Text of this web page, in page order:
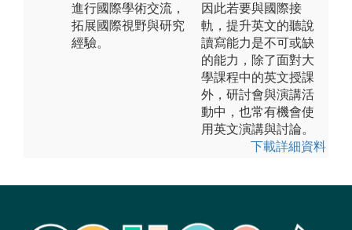
進行國際學術交流，
拓展國際視野與研究
經驗。
因此若要與國際接
軌，提升英文的聽說
讀寫能力是不可或缺
的能力，除了面對大
學課程中的英文授課
外，研討會與演講活
動中，也常有機會使
用英文演講與討論。
下載詳細資料